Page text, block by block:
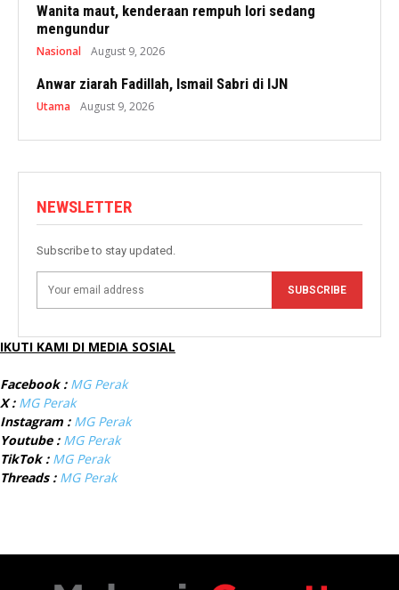
Wanita maut, kenderaan rempuh lori sedang
mengundur
Nasional August 9, 2026
Anwar ziarah Fadillah, Ismail Sabri di IJN
Utama August 9, 2026
NEWSLETTER
Subscribe to stay updated.
SUBSCRIBE
IKUTI KAMI DI MEDIA SOSIAL
Facebook : MG Perak
X : MG Perak
Instagram : MG Perak
Youtube : MG Perak
TikTok : MG Perak
Threads : MG Perak